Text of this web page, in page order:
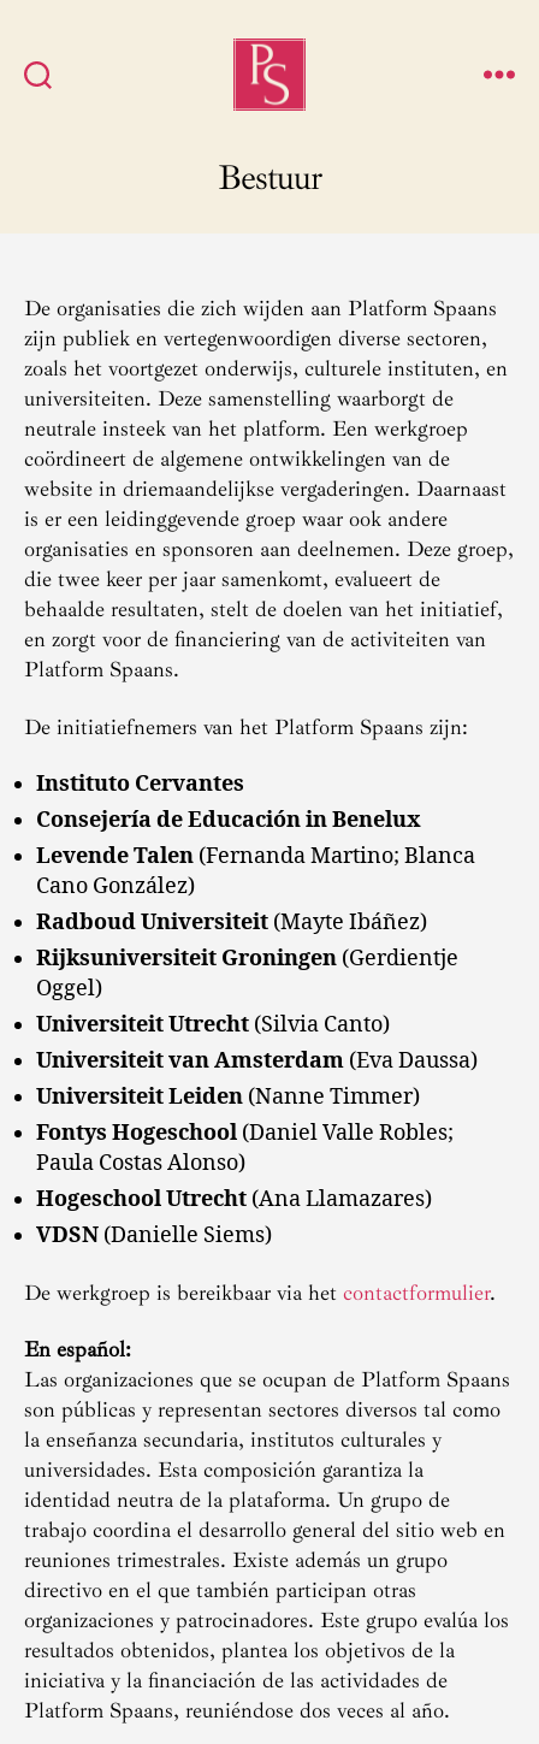
Bestuur
De organisaties die zich wijden aan Platform Spaans
zijn publiek en vertegenwoordigen diverse sectoren,
zoals het voortgezet onderwijs, culturele instituten, en
universiteiten. Deze samenstelling waarborgt de
neutrale insteek van het platform. Een werkgroep
coördineert de algemene ontwikkelingen van de
website in driemaandelijkse vergaderingen. Daarnaast
is er een leidinggevende groep waar ook andere
organisaties en sponsoren aan deelnemen. Deze groep,
die twee keer per jaar samenkomt, evalueert de
behaalde resultaten, stelt de doelen van het initiatief,
en zorgt voor de financiering van de activiteiten van
Platform Spaans.
De initiatiefnemers van het Platform Spaans zijn:
Instituto Cervantes
Consejería de Educación in Benelux
Levende Talen (Fernanda Martino; Blanca
Cano González)
Radboud Universiteit (Mayte Ibáñez)
Rijksuniversiteit Groningen (Gerdientje
Oggel)
Universiteit Utrecht (Silvia Canto)
Universiteit van Amsterdam (Eva Daussa)
Universiteit Leiden (Nanne Timmer)
Fontys Hogeschool (Daniel Valle Robles;
Paula Costas Alonso)
Hogeschool Utrecht (Ana Llamazares)
VDSN (Danielle Siems)
De werkgroep is bereikbaar via het contactformulier.
En español:
Las organizaciones que se ocupan de Platform Spaans
son públicas y representan sectores diversos tal como
la enseñanza secundaria, institutos culturales y
universidades. Esta composición garantiza la
identidad neutra de la plataforma. Un grupo de
trabajo coordina el desarrollo general del sitio web en
reuniones trimestrales. Existe además un grupo
directivo en el que también participan otras
organizaciones y patrocinadores. Este grupo evalúa los
resultados obtenidos, plantea los objetivos de la
iniciativa y la financiación de las actividades de
Platform Spaans, reuniéndose dos veces al año.